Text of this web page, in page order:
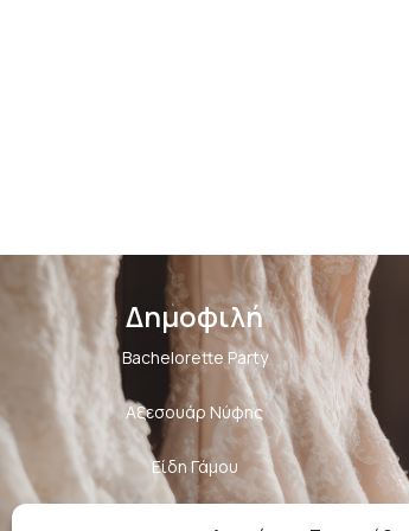
Δημοφιλή
Bachelorette Party
Αξεσουάρ Νύφης
Είδη Γάμου